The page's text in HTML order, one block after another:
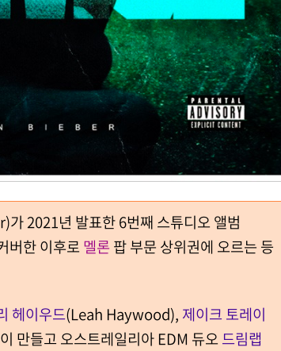
2021년 발표한 6번째 스튜디오 앨범
버한 이후로멜론 팝 부문 상위권에 오르는 등
헤이우드(Leah Haywood), 제이크 토레이
만들고 오스트레일리아 EDM 듀오드림랩